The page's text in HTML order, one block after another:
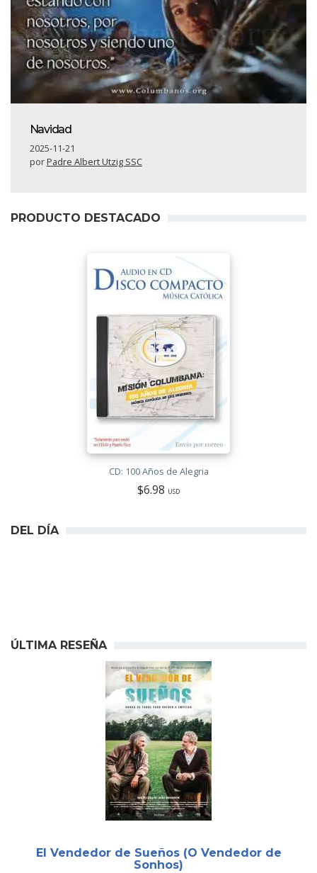
Navidad
2025-11-21
porPadre Albert Utzig SSC
PRODUCTO DESTACADO
CD: 100 Años de Alegria
$6.98 USD
DEL DÍA
ÚLTIMA RESEÑA
El Vendedor de Sueños (O Vendedor de
Sonhos)